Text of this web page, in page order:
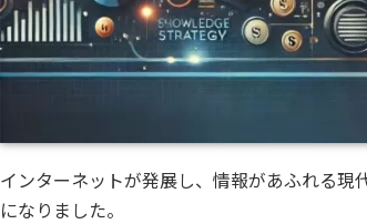
インターネットが発展し、情報があふれる現
になりました。